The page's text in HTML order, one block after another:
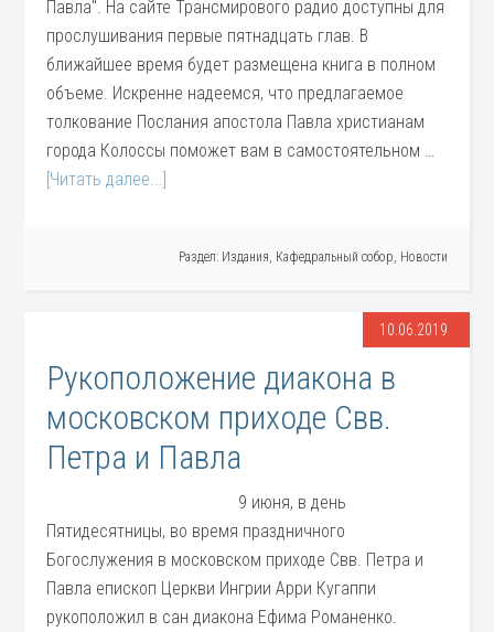
Павла". На сайте Трансмирового радио доступны для
прослушивания первые пятнадцать глав. В
ближайшее время будет размещена книга в полном
объеме. Искренне надеемся, что предлагаемое
толкование Послания апостола Павла христианам
города Колоссы поможет вам в самостоятельном …
[Читать далее...]
Раздел: Издания, Кафедральный собор, Новости
10.06.2019
Рукоположение диакона в
московском приходе Свв.
Петра и Павла
9 июня, в день
Пятидесятницы, во время праздничного
Богослужения в московском приходе Свв. Петра и
Павла епископ Церкви Ингрии Арри Кугаппи
рукоположил в сан диакона Ефима Романенко.